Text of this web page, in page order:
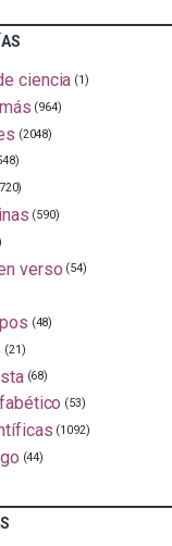
ciencia (1)
(964)
(2048)
(590)
verso (54)
(48)
(21)
(68)
(53)
(1092)
(44)